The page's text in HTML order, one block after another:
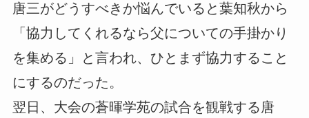
唐三がどうすべきか悩んでいると葉知秋から
「協力してくれるなら父についての手掛かり
を集める」と言われ、ひとまず協力すること
にするのだった。
翌日、大会の蒼暉学苑の試合を観戦する唐